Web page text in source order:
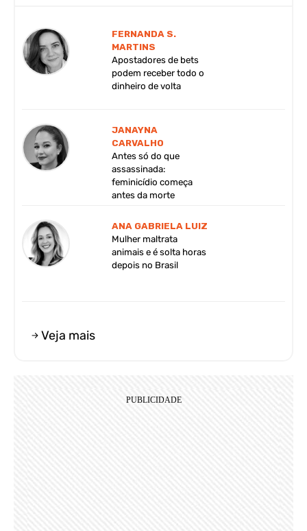
FERNANDA S.
MARTINS
Apostadores de bets
podem receber todo o
dinheiro de volta
JANAYNA
CARVALHO
Antes só do que
assassinada:
feminicídio começa
antes da morte
ANA GABRIELA LUIZ
Mulher maltrata
animais e é solta horas
depois no Brasil
Veja mais